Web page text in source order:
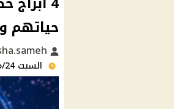
حياتهم
السبت 24/مايو/2025 - 09:00 ص